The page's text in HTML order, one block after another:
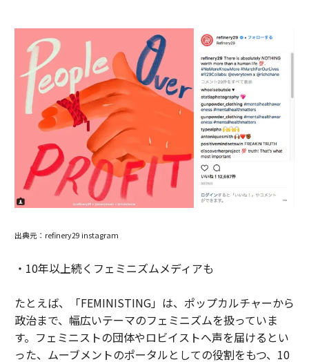
出典元：refinery29 instagram
・10年以上続くフェミニズムメディアも
たとえば、「FEMINISTING」は、ポップカルチャーから
政治まで、幅広いテーマのフェミニズムを扱っていま
す。フェミニストの団体やロビイストへ声を届けるとい
った、ムーブメントのポータルとしての役割をもつ、10